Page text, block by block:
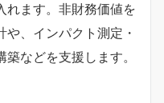
れます。非財務価値を
、インパクト測定・
などを支援します。